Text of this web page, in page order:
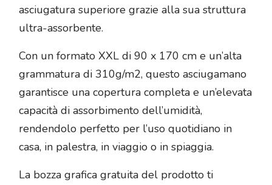
asciugatura superiore grazie alla sua struttura
ultra-assorbente.
Con un formato XXL di 90 x 170 cm e un’alta
grammatura di 310g/m2, questo asciugamano
garantisce una copertura completa e un’elevata
capacità di assorbimento dell’umidità,
rendendolo perfetto per l’uso quotidiano in
casa, in palestra, in viaggio o in spiaggia.
La bozza grafica gratuita del prodotto ti